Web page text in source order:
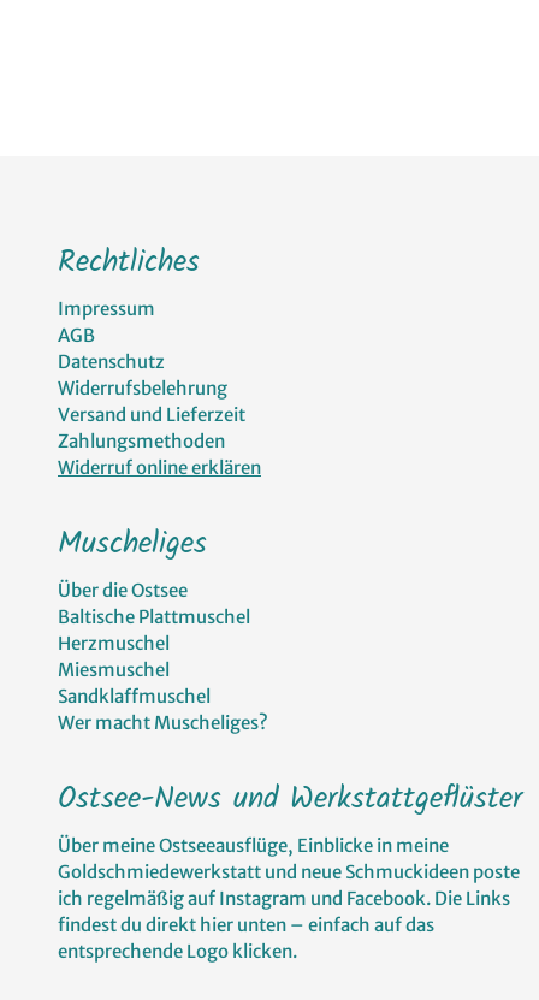
Rechtliches
Impressum
AGB
Datenschutz
Widerrufsbelehrung
Versand und Lieferzeit
Zahlungsmethoden
Widerruf online erklären
Muscheliges
Über die Ostsee
Baltische Plattmuschel
Herzmuschel
Miesmuschel
Sandklaffmuschel
Wer macht Muscheliges?
Ostsee-News und Werkstattgeflüster
Über meine Ostseeausflüge, Einblicke in meine
Goldschmiedewerkstatt und neue Schmuckideen poste
ich regelmäßig auf Instagram und Facebook. Die Links
findest du direkt hier unten – einfach auf das
entsprechende Logo klicken.